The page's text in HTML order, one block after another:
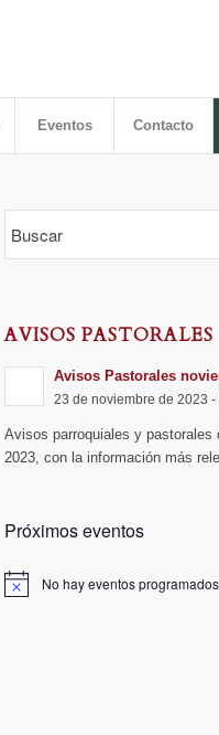
Eventos Contacto
AVISOS PASTORALES
Avisos Pastorales
23 de noviembre de 2023 -
Avisos parroquiales y pastorales
2023, con la información más
Próximos eventos
Aviso No hay eventos